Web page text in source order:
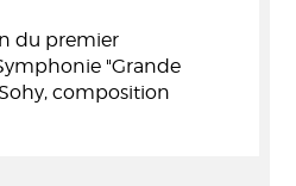
du premier
"Grande
composition